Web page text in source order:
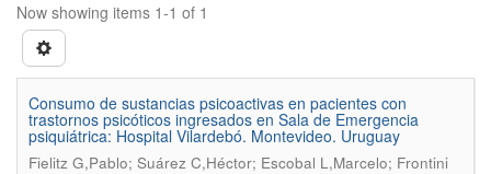
Now showing items 1-1 of 1
Consumo de sustancias psicoactivas en pacientes con
trastornos psicóticos ingresados en Sala de Emergencia
psiquiátrica: Hospital Vilardebó. Montevideo. Uruguay
Fielitz G,Pablo; Suárez C,Héctor; Escobal L,Marcelo; Frontini